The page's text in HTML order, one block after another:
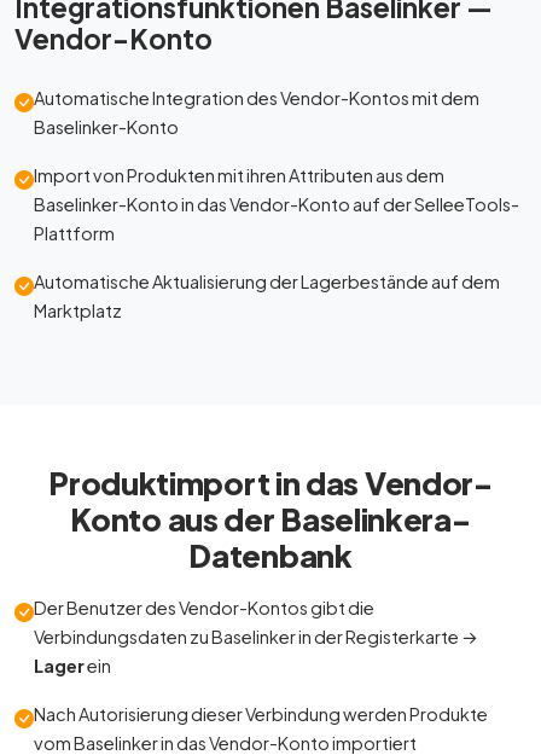
Integrationsfunktionen Baselinker —
Vendor-Konto
Automatische Integration des Vendor-Kontos mit dem
Baselinker-Konto
Import von Produkten mit ihren Attributen aus dem
Baselinker-Konto in das Vendor-Konto auf der SelleeTools-
Plattform
Automatische Aktualisierung der Lagerbestände auf dem
Marktplatz
Produktimport in das Vendor-
Konto aus der Baselinkera-
Datenbank
Der Benutzer des Vendor-Kontos gibt die
Verbindungsdaten zu Baselinker in der Registerkarte →
Lagerein
Nach Autorisierung dieser Verbindung werden Produkte
vom Baselinker in das Vendor-Konto importiert